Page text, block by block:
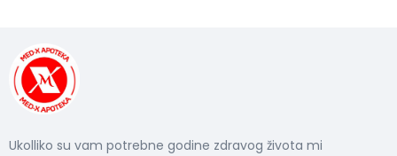
Ukolliko su vam potrebne godine zdravog života mi